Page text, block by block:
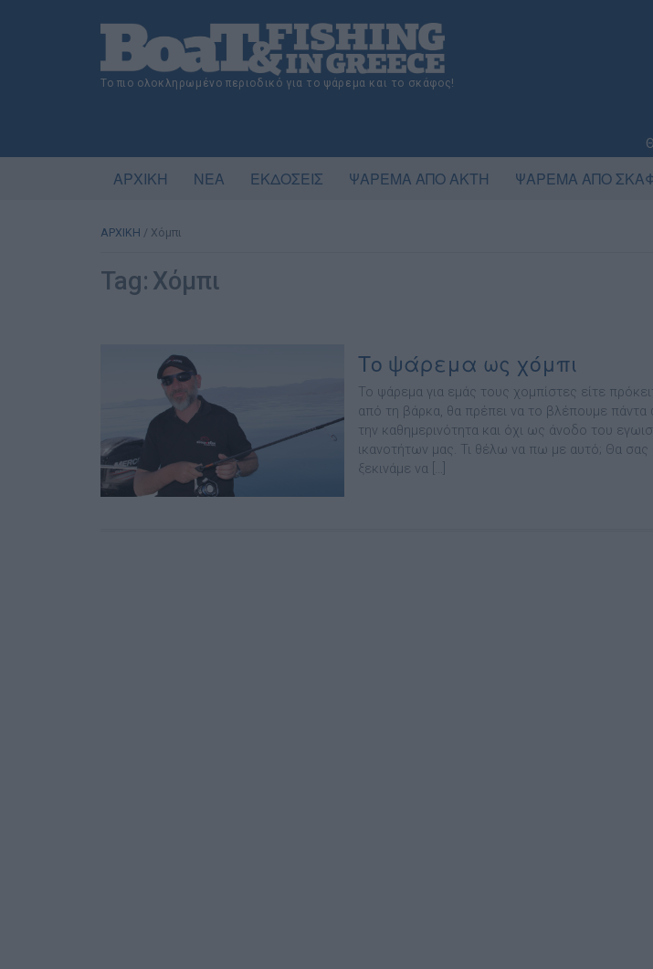
Το πιο ολοκληρωμένο περιοδικό για το ψάρεμα και το σκάφος!
ΑΡΧΙΚΗ ΝΕΑ ΕΚΔΟΣΕΙΣ ΨΑΡΕΜΑ ΑΠΟ ΑΚΤΗ ΨΑΡΕΜΑ ΑΠΟ
ΑΡΧΙΚΗ / Χόμπι
Tag: Χόμπι
Το ψάρεμα ως χόμπι
Το ψάρεμα για εμάς τους χομπίστες είτε
από τη βάρκα, θα πρέπει να το βλέπουμε πάντα
την καθημερινότητα και όχι ως άνοδο του
ικανοτήτων μας. Τι θέλω να πω με αυτό; Θα
ξεκινάμε να […]